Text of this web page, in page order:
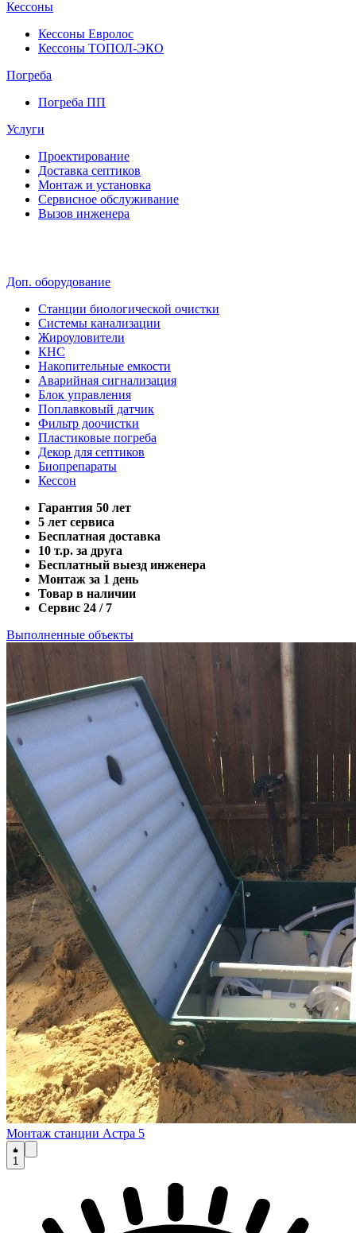
Кессоны
Кессоны Евролос
Кессоны ТОПОЛ-ЭКО
Погребa
Погреба ПП
Услуги
Проектирование
Доставка септиков
Монтаж и установка
Сервисное обслуживание
Вызов инженера
Доп. оборудование
Станции биологической очистки
Системы канализации
Жироуловители
КНС
Накопительные емкости
Аварийная сигнализация
Блок управления
Поплавковый датчик
Фильтр доочистки
Пластиковые погреба
Декор для септиков
Биопрепараты
Кессон
Гарантия 50 лет
5 лет сервиса
Бесплатная доставка
10 т.р. за друга
Бесплатный выезд инженера
Монтаж за 1 день
Товар в наличии
Сервис 24 / 7
Выполненные объекты
Монтаж станции Астра 5
1